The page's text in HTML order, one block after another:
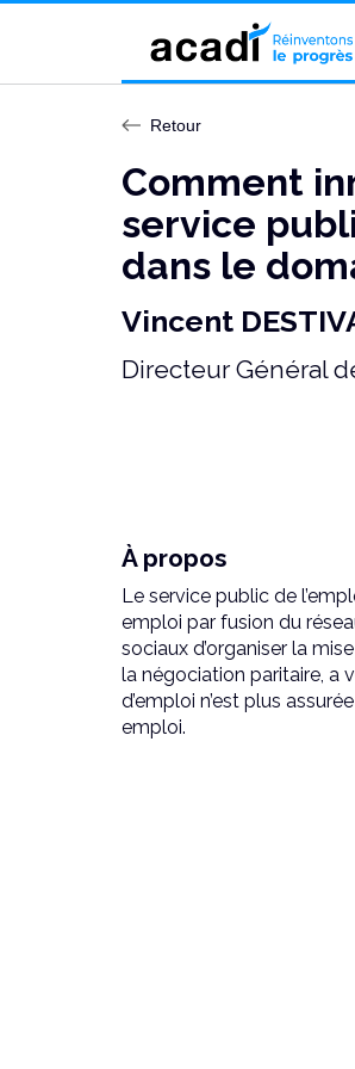
Retour
Comment
service
dans le
Vincent
Directeur Général
À propos
Le service public de
emploi par fusion du
sociaux d’organiser la
la négociation paritaire, a
d’emploi n’est plus
emploi.